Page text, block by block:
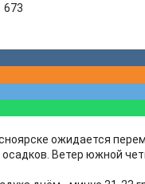
673
ожидается
осадков. Ветер южной